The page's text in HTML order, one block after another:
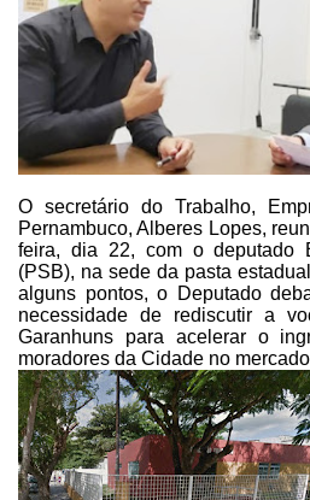
O secretário do Trabalho,
Pernambuco, Alberes Lopes,
feira, dia 22, com o deputado
(PSB), na sede da pasta
alguns pontos, o Deputado
necessidade de rediscutir a
Garanhuns para acelerar o
moradores da Cidade no